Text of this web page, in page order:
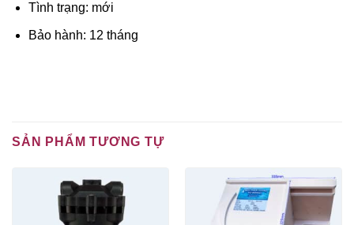
Tình trạng: mới
Bảo hành: 12 tháng
SẢN PHẨM TƯƠNG TỰ